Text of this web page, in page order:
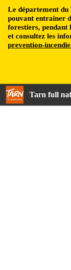
Le département du
pouvant entraîner
forestiers, pendant
et consultez les
prevention-
Tarn full